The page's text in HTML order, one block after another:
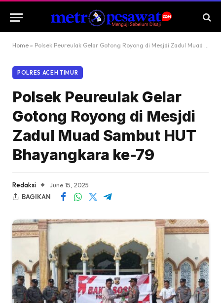
Home » Polsek Peureulak Gelar Gotong Royong di Mesjdi Zadul Muad Sambut HUT Bhayangkara ke-79
POLRES ACEH TIMUR
Polsek Peureulak Gelar
Gotong Royong di Mesjdi
Zadul Muad Sambut HUT
Bhayangkara ke-79
Redaksi
June 15, 2025
BAGIKAN